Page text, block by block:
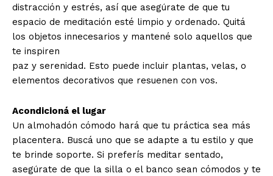
distracción y estrés, así que asegúrate de que tu
espacio de meditación esté limpio y ordenado. Quitá
los objetos innecesarios y mantené solo aquellos que
te inspiren
paz y serenidad. Esto puede incluir plantas, velas, o
elementos decorativos que resuenen con vos.
Acondicioná el lugar
Un almohadón cómodo hará que tu práctica sea más
placentera. Buscá uno que se adapte a tu estilo y que
te brinde soporte. Si preferís meditar sentado,
asegúrate de que la silla o el banco sean cómodos y te